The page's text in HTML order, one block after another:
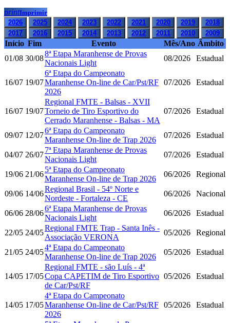
printImprimir
2026
2025 2024 2023 2022 2021 2020 2019
2018
2017
2016 2015 2014 2013 2012 2011 2010 2009
Início Fim Evento Mês/Ano Âmbito
01/08 30/08
8ª Etapa Maranhense de Provas
Nacionais Light
08/2026 Estadual
16/07 19/07
6ª Etapa do Campeonato
Maranhense On-line de Car/Pst/RF
2026
07/2026 Estadual
16/07 19/07
Regional FMTE - Balsas - XVII
Torneio de Tiro Esportivo do
Cerrado Maranhense - Balsas - MA
07/2026 Estadual
09/07 12/07
6ª Etapa do Campeonato
Maranhense On-line de Trap 2026
07/2026 Estadual
04/07 26/07
7ª Etapa Maranhense de Provas
Nacionais Light
07/2026 Estadual
19/06 21/06
5ª Etapa do Campeonato
Maranhense On-line de Trap 2026
06/2026 Regional
09/06 14/06
Regional Brasil - 54º Norte e
Nordeste - Fortaleza - CE
06/2026 Nacional
06/06 28/06
6ª Etapa Maranhense de Provas
Nacionais Light
06/2026 Estadual
22/05 24/05
Regional FMTE Trap - Santa Inês -
Associação VERONA
05/2026 Regional
21/05 24/05
4ª Etapa do Campeonato
Maranhense On-line de Trap 2026
05/2026 Estadual
14/05 17/05
Regional FMTE - são Luís - 4ª
Copa CAPETIM de Tiro Esportivo
de Car/Pst/RF
05/2026 Estadual
14/05 17/05
4ª Etapa do Campeonato
Maranhense On-line de Car/Pst/RF
2026
05/2026 Estadual